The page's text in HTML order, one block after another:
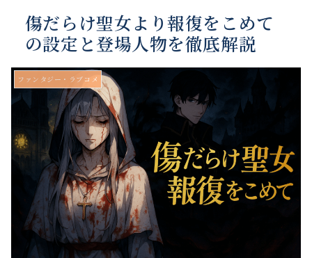
傷だらけ聖女より報復をこめて
の設定と登場人物を徹底解説
ファンタジー・ラブコメ